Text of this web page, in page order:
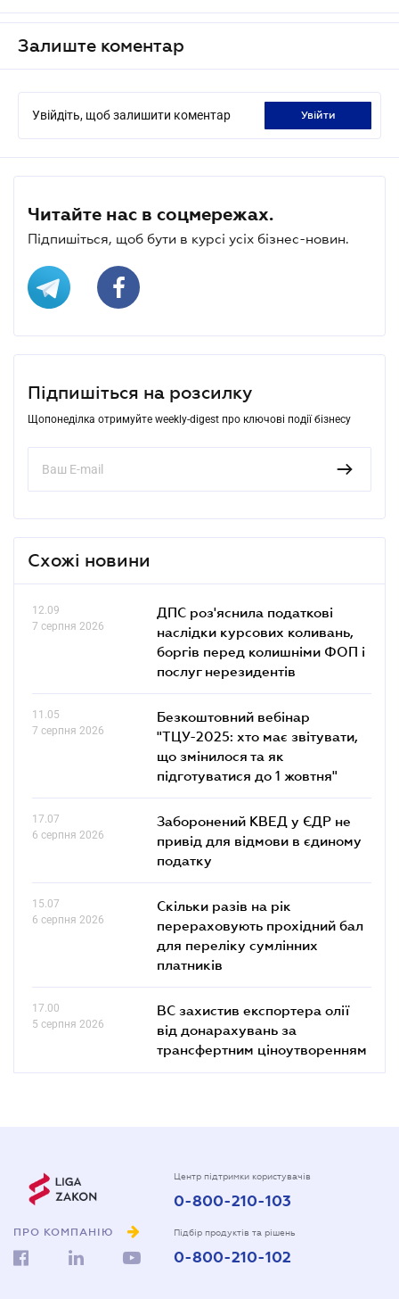
Залиште коментар
Увійдіть, щоб залишити коментар увійти
Читайте нас в соцмережах.
Підпишіться, щоб бути в курсі усіх бізнес-новин.
Підпишіться на розсилку
Щопонеділка отримуйте weekly-digest про ключові події бізнесу
Схожі новини
12.09
7 серпня 2026
ДПС роз'яснила податкові
наслідки курсових коливань,
боргів перед колишніми ФОП і
послуг нерезидентів
11.05
7 серпня 2026
Безкоштовний вебінар
"ТЦУ-2025: хто має звітувати,
що змінилося та як
підготуватися до 1 жовтня"
17.07
6 серпня 2026
Заборонений КВЕД у ЄДР не
привід для відмови в єдиному
податку
15.07
6 серпня 2026
Скільки разів на рік
перераховують прохідний бал
для переліку сумлінних
платників
17.00
5 серпня 2026
ВС захистив експортера олії
від донарахувань за
трансфертним ціноутворенням
ПРО КОМПАНІЮ
Центр підтримки користувачів
0-800-210-103
Підбір продуктів та рішень
0-800-210-102